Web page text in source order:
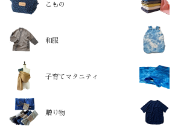
こもの
和服
子育てマタニティ
贈り物